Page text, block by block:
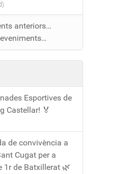
anteriors…
Esportives de
Castellar! 🏅
de convivència a
Cugat per a
1r de Batxillerat 🌿